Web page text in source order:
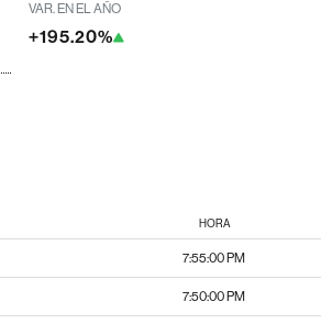
VAR. EN EL AÑO
+195.20%
HORA
7:55:00 PM
7:50:00 PM